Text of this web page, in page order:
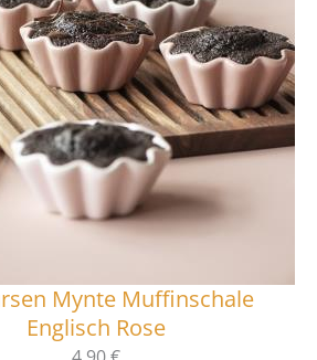
Mynte Muffinschale
Englisch Rose